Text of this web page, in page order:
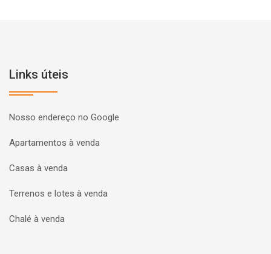
Links úteis
Nosso endereço no Google
Apartamentos à venda
Casas à venda
Terrenos e lotes à venda
Chalé à venda